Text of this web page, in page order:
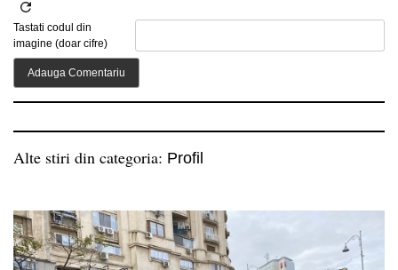
Tastati codul din
imagine (doar cifre)
Alte stiri din categoria: Profil